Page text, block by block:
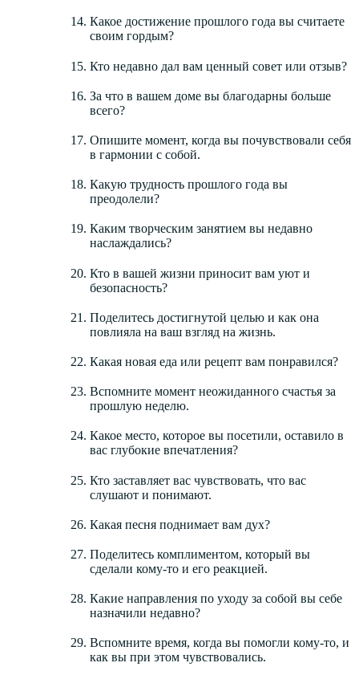
Какое достижение прошлого года вы считаете
своим гордым?
Кто недавно дал вам ценный совет или отзыв?
За что в вашем доме вы благодарны больше
всего?
Опишите момент, когда вы почувствовали себя
в гармонии с собой.
Какую трудность прошлого года вы
преодолели?
Каким творческим занятием вы недавно
наслаждались?
Кто в вашей жизни приносит вам уют и
безопасность?
Поделитесь достигнутой целью и как она
повлияла на ваш взгляд на жизнь.
Какая новая еда или рецепт вам понравился?
Вспомните момент неожиданного счастья за
прошлую неделю.
Какое место, которое вы посетили, оставило в
вас глубокие впечатления?
Кто заставляет вас чувствовать, что вас
слушают и понимают.
Какая песня поднимает вам дух?
Поделитесь комплиментом, который вы
сделали кому-то и его реакцией.
Какие направления по уходу за собой вы себе
назначили недавно?
Вспомните время, когда вы помогли кому-то, и
как вы при этом чувствовались.